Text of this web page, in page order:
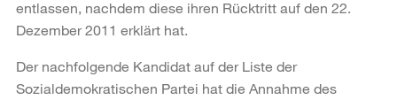
entlassen, nachdem diese ihren Rücktritt auf den 22.
Dezember 2011 erklärt hat.
Der nachfolgende Kandidat auf der Liste der
Sozialdemokratischen Partei hat die Annahme des